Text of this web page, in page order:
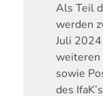
Als Teil
werden
Juli
weiteren
sowie
des